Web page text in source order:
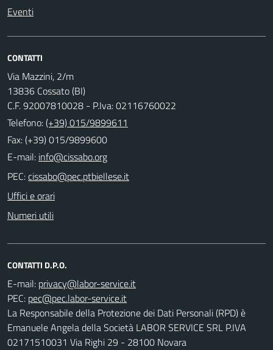
Eventi
CONTATTI
Via Mazzini, 2/m
13836 Cossato (BI)
C.F. 92007810028 - P.Iva: 02116760022
Telefono:(+39) 015/9899611
Fax: (+39) 015/9899600
E-mail:
PEC:
Uffici e orari
Numeri utili
CONTATTI D.P.O.
E-mail:
PEC:
La Responsabile della Protezione dei Dati Personali (RPD) è
Emanuele Angela della Società LABOR SERVICE SRL P.IVA
02171510031 Via Righi 29 - 28100 Novara